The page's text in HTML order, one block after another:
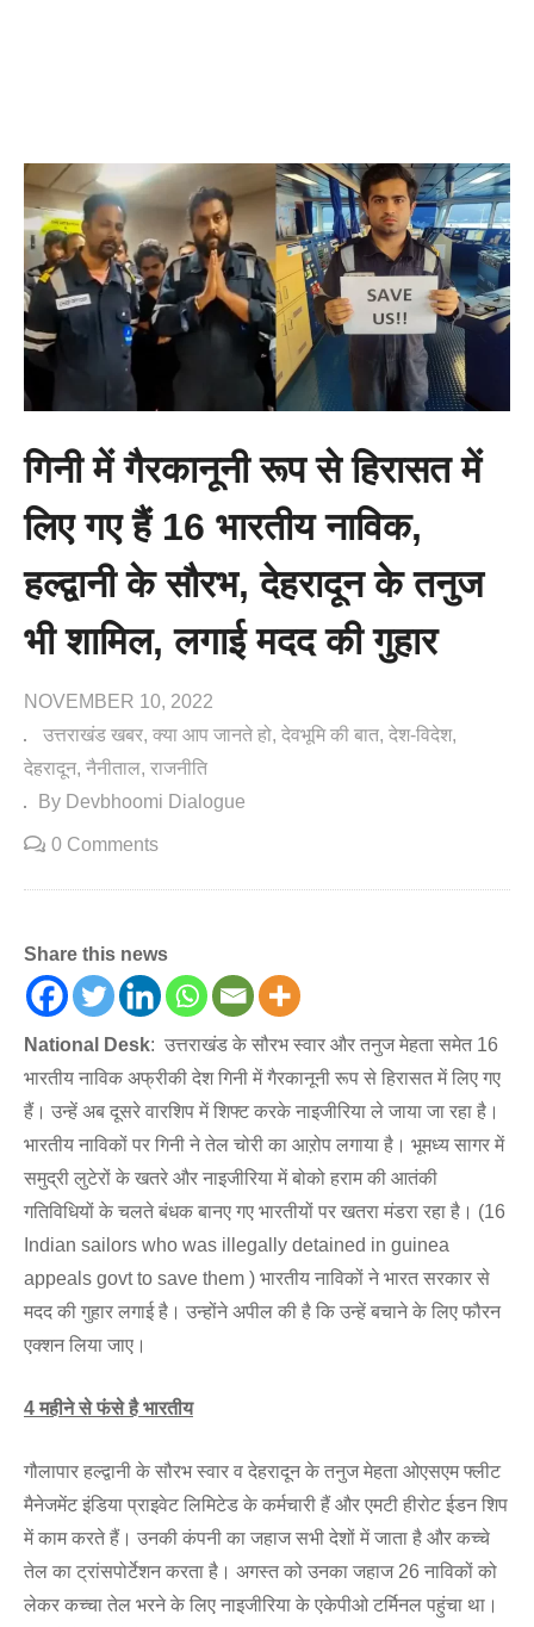
गिनी में गैरकानूनी रूप से हिरासत में
लिए गए हैं 16 भारतीय नाविक,
हल्द्वानी के सौरभ, देहरादून के तनुज
भी शामिल, लगाई मदद की गुहार
NOVEMBER 10, 2022
उत्तराखंड खबर क्या आप जानते हो देवभूमि की बात देश-विदेश
देहरादून नैनीताल राजनीति
By Devbhoomi Dialogue
0 Comments
Share this news
National Desk: उत्तराखंड के सौरभ स्वार और तनुज मेहता समेत 16
भारतीय नाविक अफ्रीकी देश गिनी में गैरकानूनी रूप से हिरासत में लिए गए
हैं। उन्हें अब दूसरे वारशिप में शिफ्ट करके नाइजीरिया ले जाया जा रहा है।
भारतीय नाविकों पर गिनी ने तेल चोरी का आऱोप लगाया है। भूमध्य सागर में
समुद्री लुटेरों के खतरे और नाइजीरिया में बोको हराम की आतंकी
गतिविधियों के चलते बंधक बानए गए भारतीयों पर खतरा मंडरा रहा है। (16
Indian sailors who was illegally detained in guinea
appeals govt to save them ) भारतीय नाविकों ने भारत सरकार से
मदद की गुहार लगाई है। उन्होंने अपील की है कि उन्हें बचाने के लिए फौरन
एक्शन लिया जाए।
4 महीने से फंसे है भारतीय
गौलापार हल्द्वानी के सौरभ स्वार व देहरादून के तनुज मेहता ओएसएम फ्लीट
मैनेजमेंट इंडिया प्राइवेट लिमिटेड के कर्मचारी हैं और एमटी हीरोट ईडन शिप
में काम करते हैं। उनकी कंपनी का जहाज सभी देशों में जाता है और कच्चे
तेल का ट्रांसपोर्टेशन करता है। अगस्त को उनका जहाज 26 नाविकों को
लेकर कच्चा तेल भरने के लिए नाइजीरिया के एकेपीओ टर्मिनल पहुंचा था।